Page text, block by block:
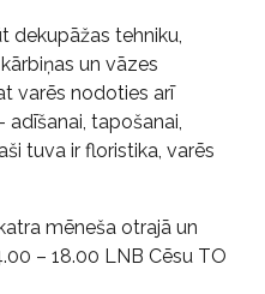
dekupāžas tehniku,
un vāzes
varēs nodoties arī
tapošanai,
tuva ir floristika, varēs
mēneša otrajā un
– 18.00 LNB Cēsu TO